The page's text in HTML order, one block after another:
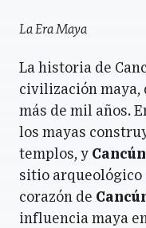
La Era Maya
La historia de
civilización maya,
más de mil años.
los mayas
templos, y Cancún
sitio arqueológico
corazón de
influencia maya